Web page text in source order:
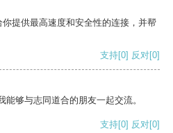
提供最高速度和安全性的连接，并帮
支持[0] 反对[0]
够与志同道合的朋友一起交流。
支持[0] 反对[0]